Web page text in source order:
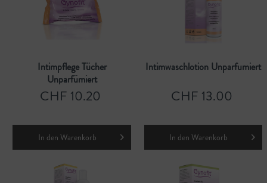
Intimpflege Tücher
Unparfümiert
CHF 10.20
In den Warenkorb
Intimwaschlotion Unparfumiert
CHF 13.00
In den Warenkorb